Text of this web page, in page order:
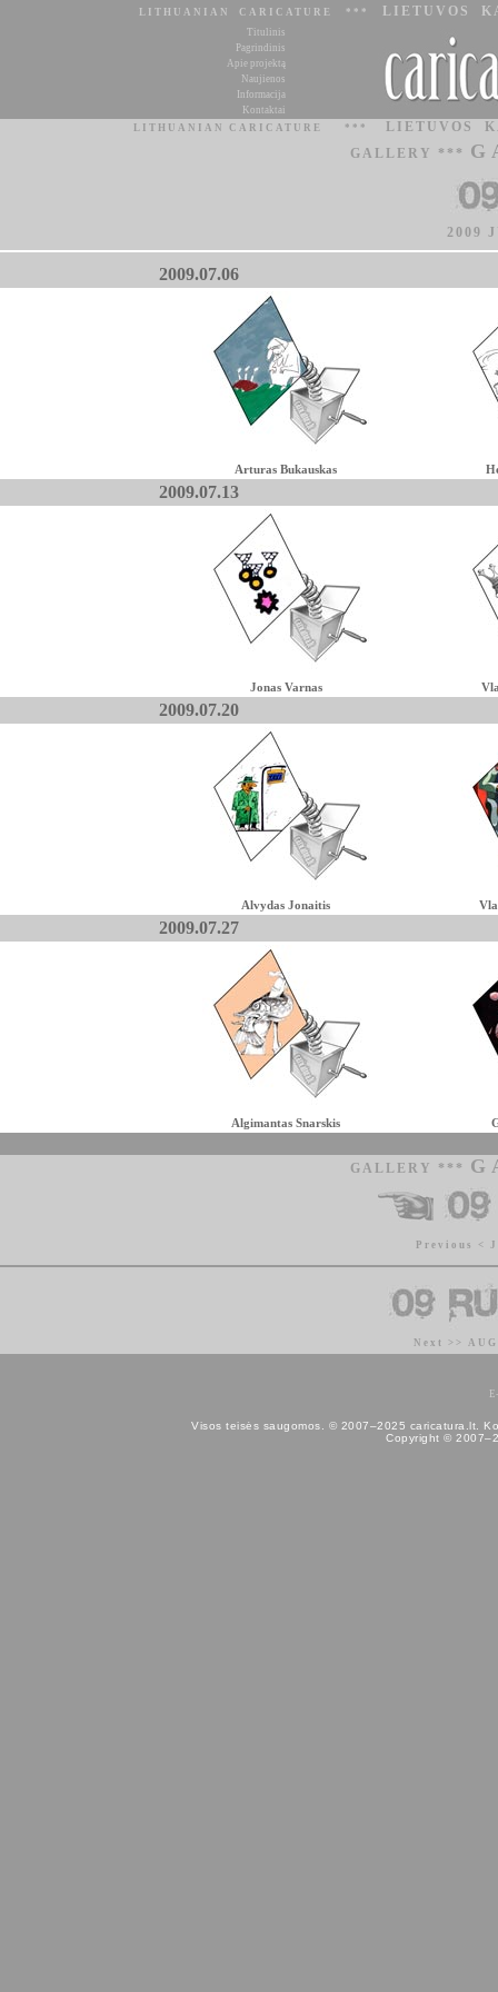
LITHUANIAN CARICATURE *** LIETUVOS
Titulinis
Pagrindinis
Apie projektą
Naujienos
Informacija
Kontaktai
LITHUANIAN CARICATURE
***
LIETUVOS
GALLERY ***
2009
2009.07.06
Arturas Bukauskas
2009.07.13
Jonas Varnas
2009.07.20
Alvydas Jonaitis
2009.07.27
Algimantas Snarskis
GALLERY ***
Previous <
Next >>
Visos teisės saugomos. © 2007–2025 caricatura.lt.
Copyright ©